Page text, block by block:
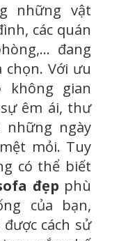
những vật
các quán
đang
Với ưu
không gian
êm ái, thư
những ngày
mỏi. Tuy
có thể biết
đẹp phù
của bạn,
cách sử